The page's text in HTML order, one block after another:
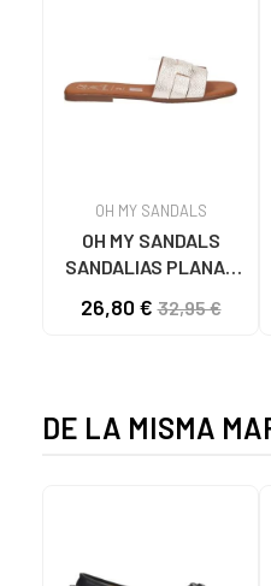
OH MY SANDALS
OH MY SANDALS
SANDALIAS PLANAS
DOYA CHAMPAN
26,80 €32,95 €
DE LA MISMA